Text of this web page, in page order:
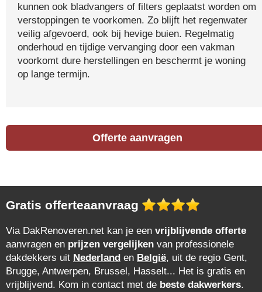
kunnen ook bladvangers of filters geplaatst worden om
verstoppingen te voorkomen. Zo blijft het regenwater
veilig afgevoerd, ook bij hevige buien. Regelmatig
onderhoud en tijdige vervanging door een vakman
voorkomt dure herstellingen en beschermt je woning
op lange termijn.
Offerte aanvragen
Gratis offerteaanvraag
Via DakRenoveren.net kan je een vrijblijvende offerte
aanvragen en prijzen vergelijken van professionele
dakdekkers uit Nederland en België, uit de regio Gent,
Brugge, Antwerpen, Brussel, Hasselt... Het is gratis en
vrijblijvend. Kom in contact met de beste dakwerkers.